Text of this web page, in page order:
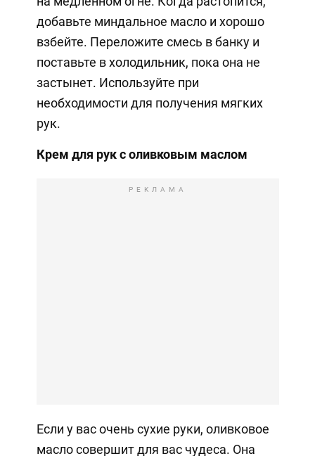
добавьте миндальное масло и хорошо
взбейте. Переложите смесь в банку и
поставьте в холодильник, пока она не
застынет. Используйте при
необходимости для получения мягких
рук.
Крем для рук с оливковым маслом
РЕКЛАМА
Если у вас очень сухие руки, оливковое
масло совершит для вас чудеса. Она